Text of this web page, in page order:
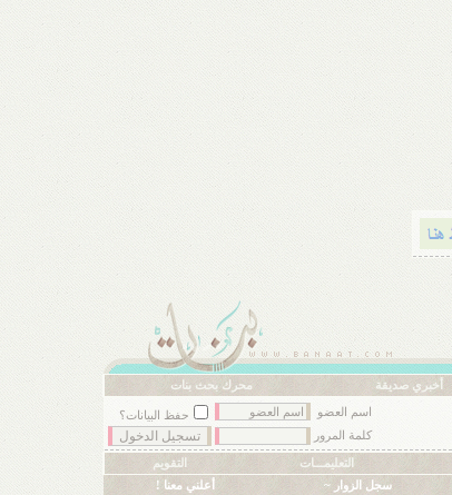
أخبري صديقة محرك بحث بنات
اسم العضو
حفظ البيانات؟
كلمة المرور
التعليمـــات
التقويم
سجل الزوار ~ أعلني معنا !